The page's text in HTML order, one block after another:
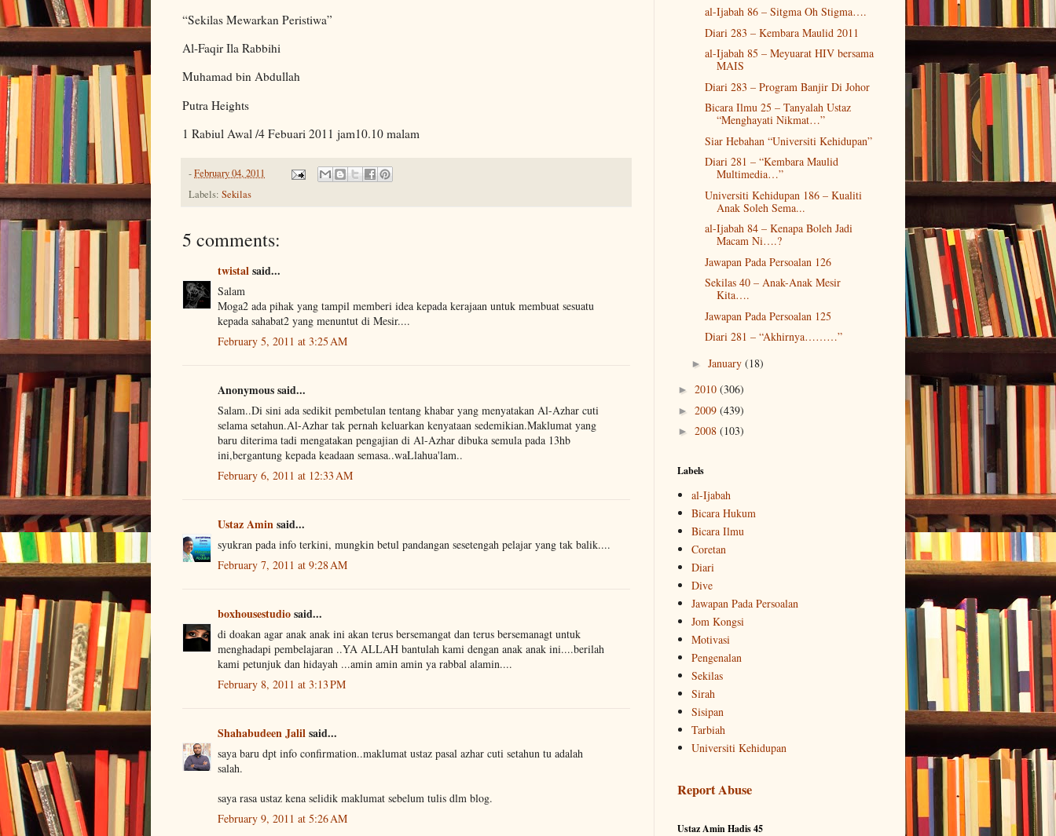
“Sekilas Mewarkan Peristiwa”
Al-Faqir Ila Rabbihi
Muhamad bin Abdullah
Putra Heights
1 Rabiul Awal /4 Febuari 2011 jam10.10 malam
-February 04, 2011
Labels: Sekilas
5 comments:
twistalsaid...
Salam
Moga2 ada pihak yang tampil memberi idea kepada kerajaan untuk membuat sesuatu
kepada sahabat2 yang menuntut di Mesir....
February 5, 2011 at 3:25 AM
Anonymous said...
Salam..Di sini ada sedikit pembetulan tentang khabar yang menyatakan Al-Azhar cuti
selama setahun.Al-Azhar tak pernah keluarkan kenyataan sedemikian.Maklumat yang
baru diterima tadi mengatakan pengajian di Al-Azhar dibuka semula pada 13hb
ini,bergantung kepada keadaan semasa..waLlahua'lam..
February 6, 2011 at 12:33 AM
Ustaz Aminsaid...
syukran pada info terkini, mungkin betul pandangan sesetengah pelajar yang tak balik....
February 7, 2011 at 9:28 AM
boxhousestudiosaid...
di doakan agar anak anak ini akan terus bersemangat dan terus bersemanagt untuk
menghadapi pembelajaran ..YA ALLAH bantulah kami dengan anak anak ini....berilah
kami petunjuk dan hidayah ...amin amin amin ya rabbal alamin....
February 8, 2011 at 3:13 PM
Shahabudeen Jalilsaid...
saya baru dpt info confirmation..maklumat ustaz pasal azhar cuti setahun tu adalah
salah.
saya rasa ustaz kena selidik maklumat sebelum tulis dlm blog.
February 9, 2011 at 5:26 AM
al-Ijabah 86 – Sitgma Oh Stigma….
Diari 283 – Kembara Maulid 2011
al-Ijabah 85 – Meyuarat HIV bersama
MAIS
Diari 283 – Program Banjir Di Johor
Bicara Ilmu 25 – Tanyalah Ustaz
“Menghayati Nikmat…”
Siar Hebahan “Universiti Kehidupan”
Diari 281 – “Kembara Maulid
Multimedia…”
Universiti Kehidupan 186 – Kualiti
Anak Soleh Sema...
al-Ijabah 84 – Kenapa Boleh Jadi
Macam Ni….?
Jawapan Pada Persoalan 126
Sekilas 40 – Anak-Anak Mesir
Kita….
Jawapan Pada Persoalan 125
Diari 281 – “Akhirnya………”
► January (18)
► 2010 (306)
► 2009 (439)
► 2008 (103)
Labels
al-Ijabah
Bicara Hukum
Bicara Ilmu
Coretan
Diari
Dive
Jawapan Pada Persoalan
Jom Kongsi
Motivasi
Pengenalan
Sekilas
Sirah
Sisipan
Tarbiah
Universiti Kehidupan
Report Abuse
Ustaz Amin Hadis 45